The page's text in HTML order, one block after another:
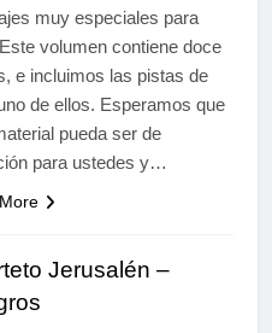
muy especiales para
volumen contiene doce
e incluimos las pistas de
de ellos. Esperamos que
pueda ser de
para ustedes y…
Jerusalén –